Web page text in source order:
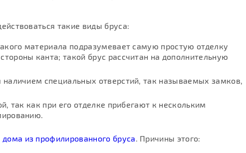
такие виды бруса:
материала подразумевает самую простую отделку
канта; такой брус рассчитан на дополнительную
наличием специальных отверстий, так называемых замков,
так как при его отделке прибегают к нескольким
дома из профилированного бруса. Причины этого: